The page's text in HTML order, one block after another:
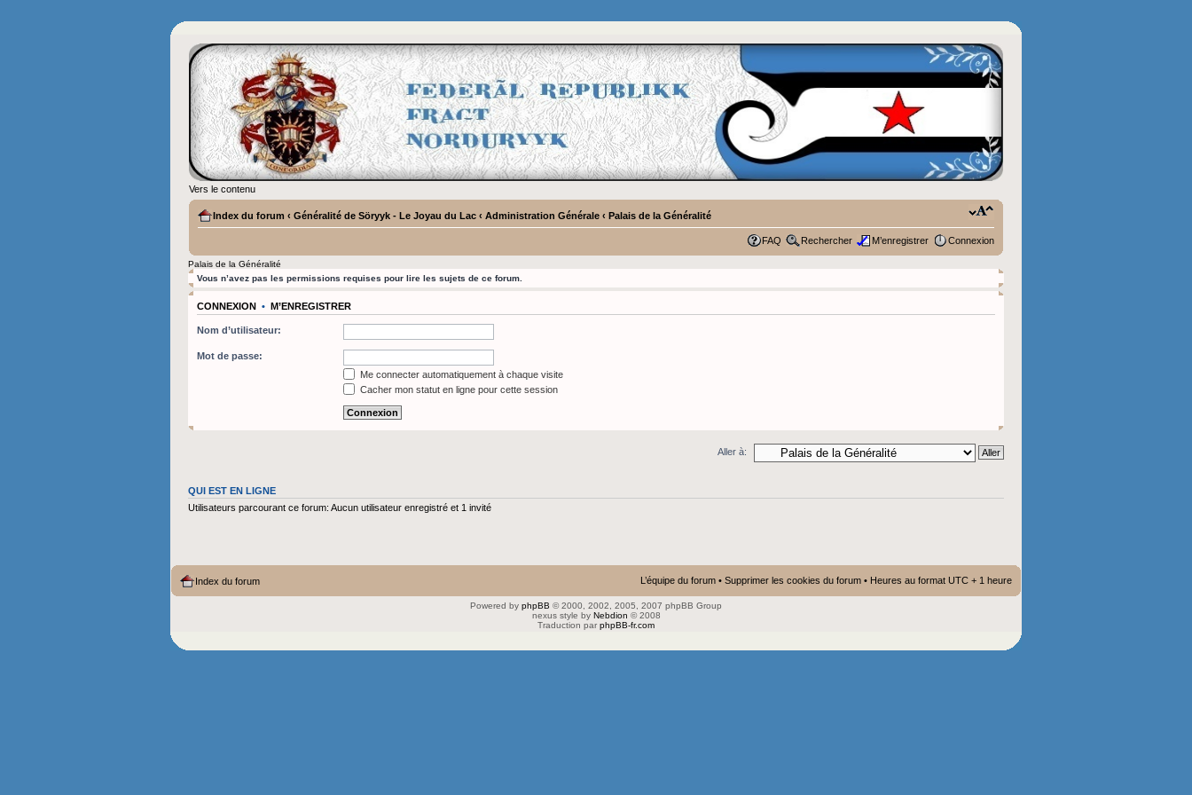
Vers le contenu
Index du forum ‹ Généralité de Söryyk - Le Joyau du Lac ‹ Administration Générale ‹ Palais de la Généralité
FAQ Rechercher M’enregistrer Connexion
Palais de la Généralité
Vous n’avez pas les permissions requises pour lire les sujets de ce forum.
CONNEXION • M’ENREGISTRER
Nom d’utilisateur:
Mot de passe:
Me connecter automatiquement à chaque visite
Cacher mon statut en ligne pour cette session
Aller à:
QUI EST EN LIGNE
Utilisateurs parcourant ce forum: Aucun utilisateur enregistré et 1 invité
Index du forum L’équipe du forum • Supprimer les cookies du forum • Heures au format UTC + 1 heure
Powered by phpBB © 2000, 2002, 2005, 2007 phpBB Group
nexus style by Nebdion © 2008
Traduction par phpBB-fr.com